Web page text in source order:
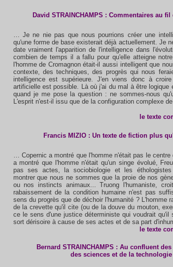
David STRAINCHAMPS : Commentaires au
… Je ne nie pas que nous pourrions créer une
qu'une forme de base existerait déjà actuellement. Je
date vraiment l'apparition de l'intelligence dans
combien de temps il a fallu pour qu'elle atteigne
l'homme de Cromagnon était-il aussi intelligent que
contexte, des techniques, des progrès qui nous
intelligence est supérieure. J'en viens donc à croire
artificielle est possible. Là où j'ai du mal à être logique
quand je me pose la question : ne sommes-nous
L'esprit n'est-il issu que de la configuration complexe
le texte
Francis MIZIO : Un texte de fiction plus
… Copernic a montré que l'homme n'était pas le centre
a montré que l'homme n'était qu'un singe évolué,
pas ses actes, la sociobiologie et les
montrer que nous ne sommes que la proie de nos
ou nos instincts animaux... Truong l'humaniste,
rabaissement de la condition humaine n'est pas
sens du progrès que de déchoir l'humanité ? L'homme
de la crevette qu'il cite (ou de la douve du mouton,
ce le sens d'une justice déterministe qui voudrait qu'il
sort dérisoire à cause de ses actes et de sa part
le texte
Bernard STRAINCHAMPS : Au confluent
des sciences et de la technologie